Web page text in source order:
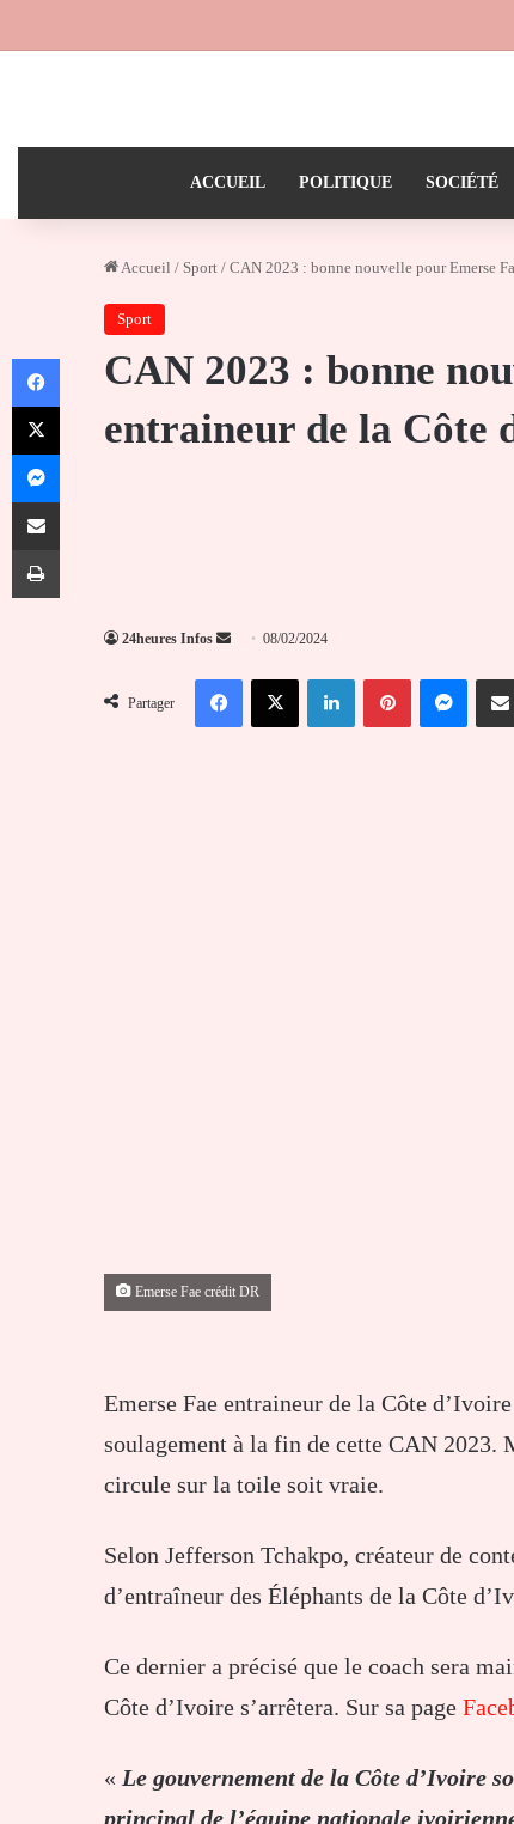
ACCUEIL POLITIQUE SOCIÉTÉ
Accueil / Sport / CAN 2023 : bonne nouvelle pour Emerse
Sport
CAN 2023 : bonne
entraineur de la Côte
24heures Infos
Envoyer
courriel
08/02/2024
Partager
FacebookX LinkedinPinterest
Emerse Fae crédit DR
Emerse Fae entraineur de la Côte
soulagement à la fin de cette CAN 2023.
circule sur la toile soit vraie.
Selon Jefferson Tchakpo, créateur de
d’entraîneur des Éléphants de la Côte
Ce dernier a précisé que le coach sera
Côte d’Ivoire s’arrêtera. Sur sa page
« Le gouvernement de la Côte d’Ivoire
principal de l’équipe nationale
Facebook
X
Messenger
Partager par email